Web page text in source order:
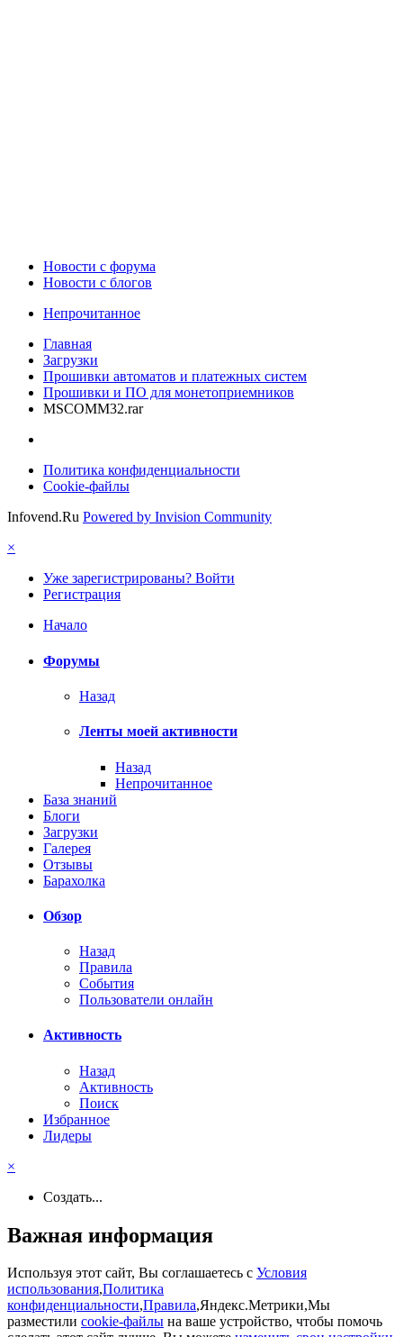
Новости c форума
Новости с блогов
Непрочитанное
Главная
Загрузки
Прошивки автоматов и платежных систем
Прошивки и ПО для монетоприемников
MSCOMM32.rar
Политика конфиденциальности
Cookie-файлы
Infovend.Ru Powered by Invision Community
×
Уже зарегистрированы? Войти
Регистрация
Начало
Форумы
Назад
Ленты моей активности
Назад
Непрочитанное
База знаний
Блоги
Загрузки
Галерея
Отзывы
Барахолка
Обзор
Назад
Правила
События
Пользователи онлайн
Активность
Назад
Активность
Поиск
Избранное
Лидеры
×
Создать...
Важная информация
Используя этот сайт, Вы соглашаетесь с Условия
использования,Политика
конфиденциальности,Правила,Яндекс.Метрики,Мы
разместили cookie-файлы на ваше устройство, чтобы помочь